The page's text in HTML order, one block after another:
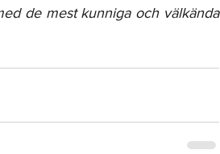
de mest kunniga och välkända